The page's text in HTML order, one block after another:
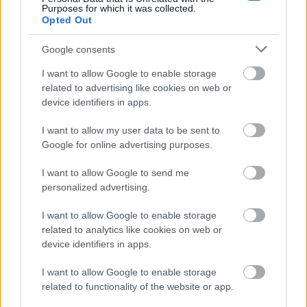
Purposes for which it was collected.
Opted Out
Google consents
I want to allow Google to enable storage
related to advertising like cookies on web or
device identifiers in apps.
I want to allow my user data to be sent to
Google for online advertising purposes.
I want to allow Google to send me
personalized advertising.
I want to allow Google to enable storage
related to analytics like cookies on web or
device identifiers in apps.
I want to allow Google to enable storage
related to functionality of the website or app.
A következő dal a tízéves Delta Machine-on az
kislemezes dal közé. Kemény elektronikus dobokkal
kezd, ám aztán jön Dave éneke és a szintetizátoros
háttér, ami egyfajta könyörgő, rémült összhatást
adnak a dalnak. Jönnek még erősebb dobok is, aztán